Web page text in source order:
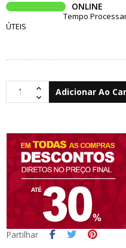
ONLINE
Tempo
ÚTEIS
Adicionar Ao
Partilhar